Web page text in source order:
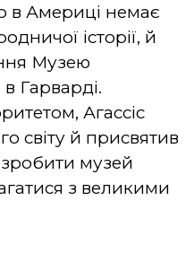
в Америці немає
історії, й
Музею
в Гарварді.
Агассіс
світу й присвятив
музей
з великими